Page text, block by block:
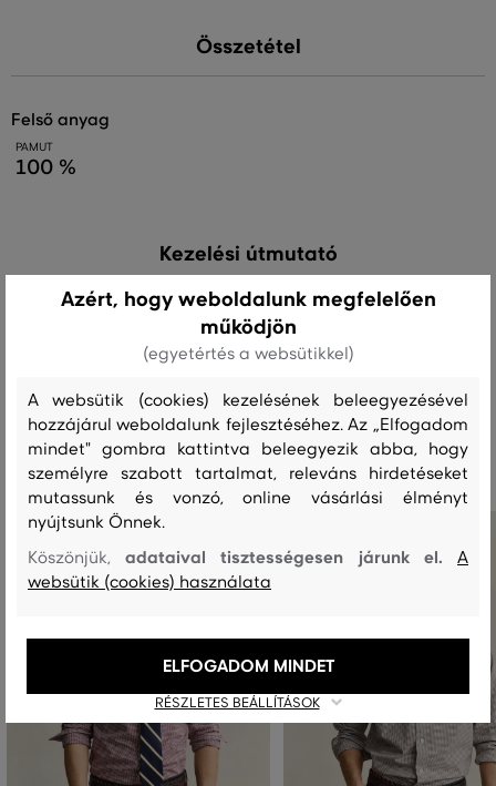
Összetétel
felső anyag
PAMUT
100 %
Kezelési útmutató
SZÁRÍTÁS
Ajánlott termékek
Azért, hogy weboldalunk megfelelően
működjön
(egyetértés a websütikkel)
A websütik (cookies) kezelésének beleegyezésével
hozzájárul weboldalunk fejlesztéséhez. Az „Elfogadom
mindet" gombra kattintva beleegyezik abba, hogy
személyre szabott tartalmat, releváns hirdetéseket
mutassunk és vonzó, online vásárlási élményt
nyújtsunk Önnek.
Köszönjük,adataival tisztességesen járunk el.A
websütik (cookies) használata
RÉSZLETES BEÁLLÍTÁSOK
ELFOGADOM MINDET